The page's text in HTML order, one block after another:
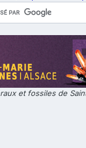
et fossiles de